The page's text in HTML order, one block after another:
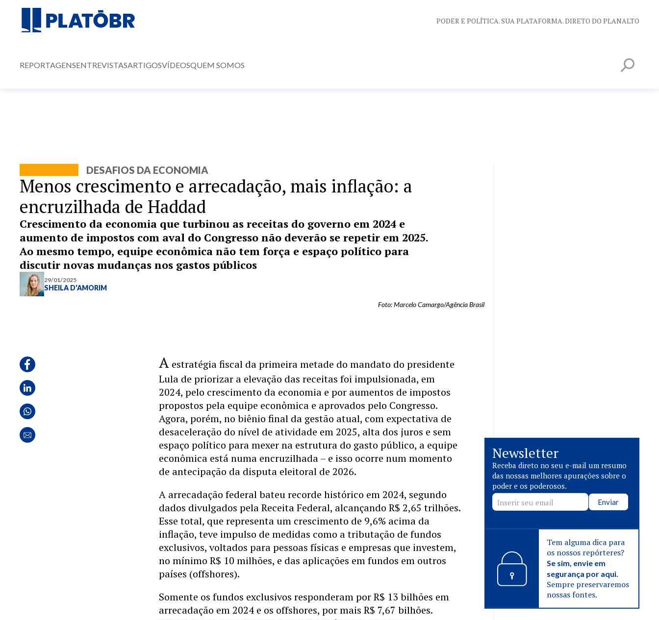
PODER E POLÍTICA. SUA PLATAFORMA. DIRETO DO PLANALTO
REPORTAGENSENTREVISTASARTIGOSVÍDEOSQUEM SOMOS
DESAFIOS DA ECONOMIA
Menos crescimento e arrecadação, mais inflação: a
encruzilhada de Haddad
Crescimento da economia que turbinou as receitas do governo em 2024 e
aumento de impostos com aval do Congresso não deverão se repetir em 2025.
Ao mesmo tempo, equipe econômica não tem força e espaço político para
discutir novas mudanças nos gastos públicos
29/01/2025
SHEILA D'AMORIM
Foto: Marcelo Camargo/Agência Brasil
A estratégia fiscal da primeira metade do mandato do presidente
Lula de priorizar a elevação das receitas foi impulsionada, em
2024, pelo crescimento da economia e por aumentos de impostos
propostos pela equipe econômica e aprovados pelo Congresso.
Agora, porém, no biênio final da gestão atual, com expectativa de
desaceleração do nível de atividade em 2025, alta dos juros e sem
espaço político para mexer na estrutura do gasto público, a equipe
econômica está numa encruzilhada – e isso ocorre num momento
de antecipação da disputa eleitoral de 2026.
A arrecadação federal bateu recorde histórico em 2024, segundo
dados divulgados pela Receita Federal, alcançando R$ 2,65 trilhões.
Esse total, que representa um crescimento de 9,6% acima da
inflação, teve impulso de medidas como a tributação de fundos
exclusivos, voltados para pessoas físicas e empresas que investem,
no mínimo R$ 10 milhões, e das aplicações em fundos em outros
países (offshores).
Somente os fundos exclusivos responderam por R$ 13 bilhões em
arrecadação em 2024 e os offshores, por mais R$ 7,67 bilhões.
Newsletter
Receba direto no seu e-mail um resumo
das nossas melhores apurações sobre o
poder e os poderosos.
Enviar
Tem alguma dica para
os nossos repórteres?
Se sim, envie em
segurança por aqui.
Sempre preservaremos
nossas fontes.